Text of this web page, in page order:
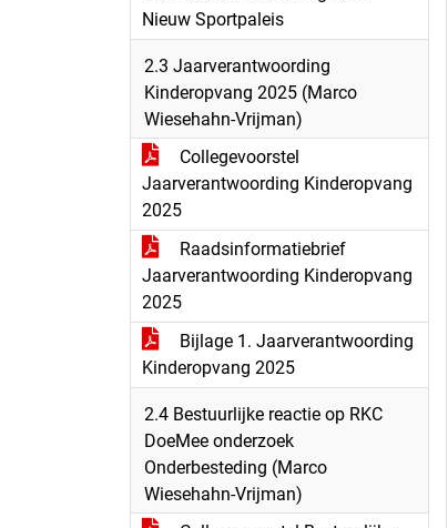
Nieuw Sportpaleis
2.3 Jaarverantwoording
Kinderopvang 2025 (Marco
Wiesehahn-Vrijman)
Collegevoorstel
Jaarverantwoording Kinderopvang
2025
Raadsinformatiebrief
Jaarverantwoording Kinderopvang
2025
Bijlage 1. Jaarverantwoording
Kinderopvang 2025
2.4 Bestuurlijke reactie op RKC
DoeMee onderzoek
Onderbesteding (Marco
Wiesehahn-Vrijman)